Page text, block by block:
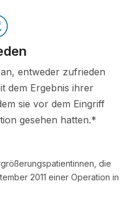
entweder zufrieden
dem Ergebnis ihrer
sie vor dem Eingriff
gesehen hatten.*
die
2011 einer Operation in